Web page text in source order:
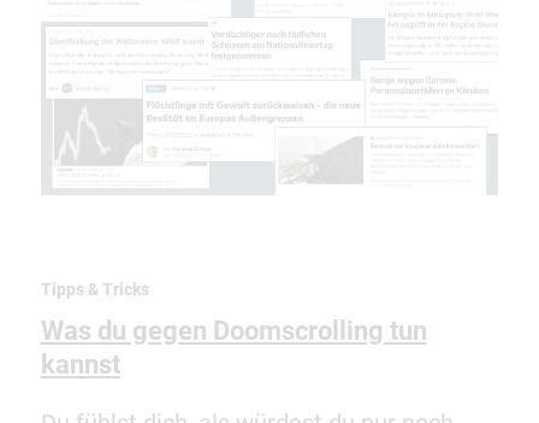
Tipps & Tricks
Was du gegen Doomscrolling tun
kannst